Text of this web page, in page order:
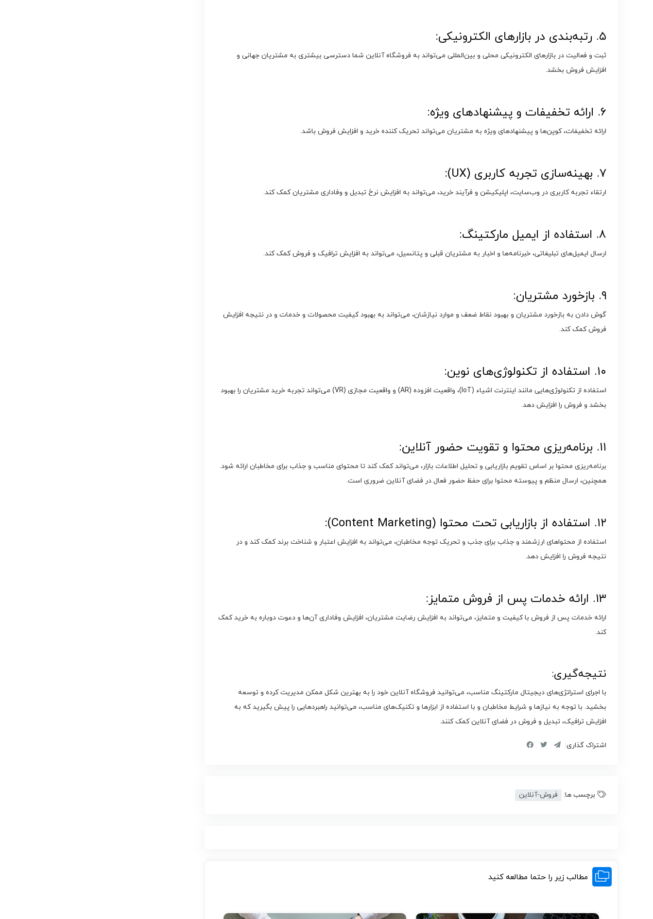
۵. رتبه‌بندی در بازارهای الکترونیکی:
ثبت و فعالیت در بازارهای الکترونیکی محلی و بین‌المللی می‌تواند به فروشگاه آنلاین شما دسترسی بیشتری به مشتریان جهانی و
افزایش فروش بخشد.
۶. ارائه تخفیفات و پیشنهادهای ویژه:
ارائه تخفیفات، کوپن‌ها و پیشنهادهای ویژه به مشتریان می‌تواند تحریک کننده خرید و افزایش فروش باشد.
۷. بهینه‌سازی تجربه کاربری (UX):
ارتقاء تجربه کاربری در وب‌سایت، اپلیکیشن و فرآیند خرید، می‌تواند به افزایش نرخ تبدیل و وفاداری مشتریان کمک کند.
۸. استفاده از ایمیل مارکتینگ:
ارسال ایمیل‌های تبلیغاتی، خبرنامه‌ها و اخبار به مشتریان قبلی و پتانسیل، می‌تواند به افزایش ترافیک و فروش کمک کند.
۹. بازخورد مشتریان:
گوش دادن به بازخورد مشتریان و بهبود نقاط ضعف و موارد نیازشان، می‌تواند به بهبود کیفیت محصولات و خدمات و در نتیجه افزایش
فروش کمک کند.
۱۰. استفاده از تکنولوژی‌های نوین:
استفاده از تکنولوژی‌هایی مانند اینترنت اشیاء (IoT)، واقعیت افزوده (AR) و واقعیت مجازی (VR) می‌تواند تجربه خرید مشتریان را بهبود
بخشد و فروش را افزایش دهد.
۱۱. برنامه‌ریزی محتوا و تقویت حضور آنلاین:
برنامه‌ریزی محتوا بر اساس تقویم بازاریابی و تحلیل اطلاعات بازار، می‌تواند کمک کند تا محتوای مناسب و جذاب برای مخاطبان ارائه شود.
همچنین، ارسال منظم و پیوسته محتوا برای حفظ حضور فعال در فضای آنلاین ضروری است.
۱۲. استفاده از بازاریابی تحت محتوا (Content Marketing):
استفاده از محتواهای ارزشمند و جذاب برای جذب و تحریک توجه مخاطبان، می‌تواند به افزایش اعتبار و شناخت برند کمک کند و در
نتیجه فروش را افزایش دهد.
۱۳. ارائه خدمات پس از فروش متمایز:
ارائه خدمات پس از فروش با کیفیت و متمایز، می‌تواند به افزایش رضایت مشتریان، افزایش وفاداری آن‌ها و دعوت دوباره به خرید کمک
کند.
نتیجه‌گیری:
با اجرای استراتژی‌های دیجیتال مارکتینگ مناسب، می‌توانید فروشگاه آنلاین خود را به بهترین شکل ممکن مدیریت کرده و توسعه
بخشید. با توجه به نیازها و شرایط مخاطبان و با استفاده از ابزارها و تکنیک‌های مناسب، می‌توانید راهبردهایی را پیش بگیرید که به
افزایش ترافیک، تبدیل و فروش در فضای آنلاین کمک کنند.
اشتراک گذاری:
برچسب ها: فروش-آنلاین
مطالب زیر را حتما مطالعه کنید